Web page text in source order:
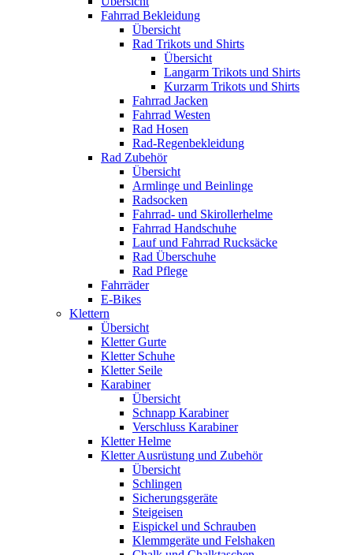
Fahrrad Bekleidung
Übersicht
Rad Trikots und Shirts
Übersicht
Langarm Trikots und Shirts
Kurzarm Trikots und Shirts
Fahrrad Jacken
Fahrrad Westen
Rad Hosen
Rad-Regenbekleidung
Rad Zubehör
Übersicht
Armlinge und Beinlinge
Radsocken
Fahrrad- und Skirollerhelme
Fahrrad Handschuhe
Lauf und Fahrrad Rucksäcke
Rad Überschuhe
Rad Pflege
Fahrräder
E-Bikes
Klettern
Übersicht
Kletter Gurte
Kletter Schuhe
Kletter Seile
Karabiner
Übersicht
Schnapp Karabiner
Verschluss Karabiner
Kletter Helme
Kletter Ausrüstung und Zubehör
Übersicht
Schlingen
Sicherungsgeräte
Steigeisen
Eispickel und Schrauben
Klemmgeräte und Felshaken